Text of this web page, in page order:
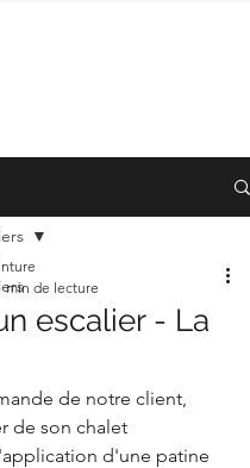
escalier - La
min de lecture
de notre client,
de son chalet
d'une patine